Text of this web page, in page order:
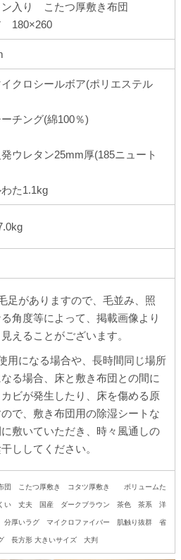
ン入り こたつ厚敷き布団
180×260
クロシールボア(ポリエステル
チング(綿100％)
ウレタン25mm厚(185ニュート
た1.1kg
足がありますので、毛並み、照
角度等によって、掲載画像より
えることがございます。
用になる場合や、長時間同じ場所
る場合、床と敷き布団との間に
ビが発生したり、床を傷める原
で、敷き布団用の除湿シートな
敷いていただき、時々風通しの
ししてください。
団 こたつ厚敷き コタツ厚敷き ボリュームた
丈夫 国産 ダークブラウン 茶色 茶系 洋
厚いラグ マイクロファイバー 肌触り抜群 省
長方形 大きいサイズ 大判